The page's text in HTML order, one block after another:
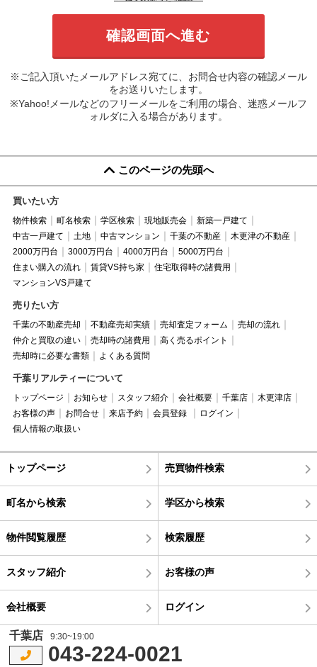
※ご記入頂いたメールアドレス宛てに、お問合せ内容の確認メール
をお送りいたします。
※Yahoo!メールなどのフリーメールをご利用の場合、迷惑メールフ
ォルダに入る場合があります。
このページの先頭へ
買いたい方
物件検索 町名検索 学区検索 現地販売会
新築一戸建て
中古一戸建て
土地 中古マンション 千葉の不動産
木更津の不動産
2000万円台
3000万円台 4000万円台
5000万円台
住まい購入の流れ
賃貸VS持ち家
住宅取得時の諸費用
マンションVS戸建て
売りたい方
千葉の不動産売却 不動産売却実績 売却査定フォーム
売却の流れ
仲介と買取の違い
売却時の諸費用
高く売るポイント
売却時に必要な書類
よくある質問
千葉リアルティーについて
トップページ お知らせ スタッフ紹介 会社概要 千葉店
木更津店
お客様の声
お問合せ 来店予約 会員登録
ログイン
個人情報の取扱い
トップページ 売買物件検索
町名から検索 学区から検索
物件閲覧履歴 検索履歴
スタッフ紹介 お客様の声
会社概要 ログイン
千葉店 9:30~19:00
043-224-0021